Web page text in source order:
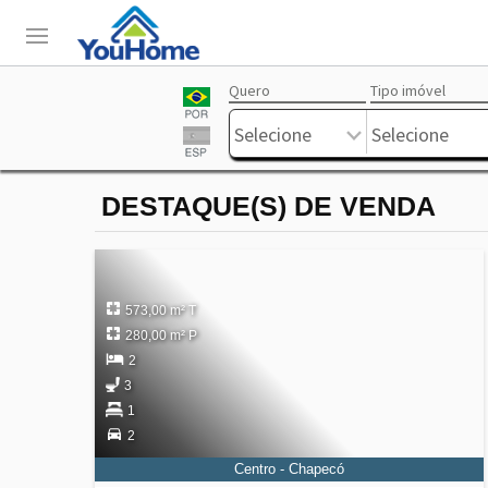
Livre
Quero Tipo imóvel
Selecione Selecione
DESTAQUE(S) DE VENDA
573,00 m² T
280,00 m² P
2
3
1
2
Centro - Chapecó